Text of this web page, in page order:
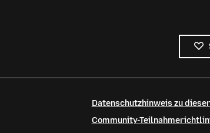
Datenschutzhinweis zu
Community-